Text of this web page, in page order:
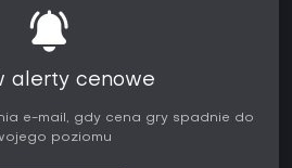
alerty cenowe
e-mail, gdy cena gry spadnie do
poziomu